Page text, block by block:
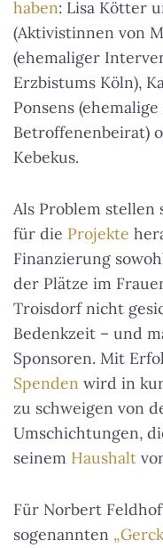
haben: Lisa Kötter
(Aktivistinnen von
(ehemaliger
Erzbistums Köln),
Ponsens
Betroffenenbeirat)
Kebekus.
Als Problem stellen
für die Projekte
Finanzierung
der Plätze im
Troisdorf nicht
Bedenkzeit – und
Sponsoren. Mit
Spenden wird in
zu schweigen von
Umschichtungen,
seinem Haushalt
Für Norbert
sogenannten